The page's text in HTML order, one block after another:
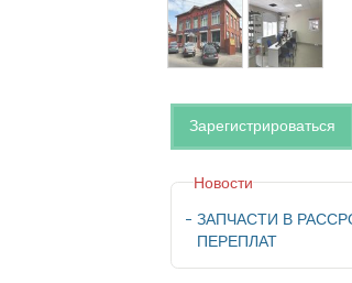
Зарегистрироваться
Новости
ЗАПЧАСТИ В
ПЕРЕПЛАТ